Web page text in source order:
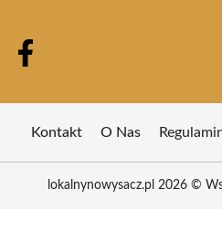
Kontakt O Nas
lokalnynowysacz.pl 2026 ©